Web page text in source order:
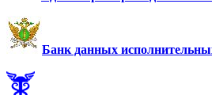
Банк данных